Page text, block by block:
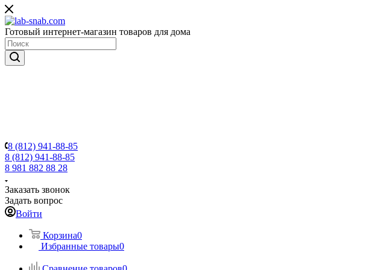
Готовый интернет-магазин товаров для дома
8 (812) 941-88-85
8 (812) 941-88-85
8 981 882 88 28
Заказать звонок
Задать вопрос
Войти
Корзина0
Избранные товары0